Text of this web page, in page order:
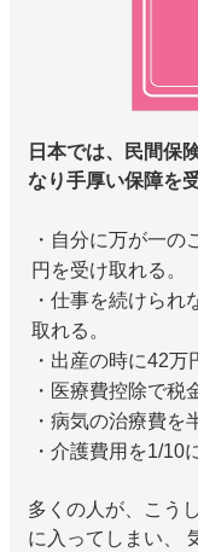
日本では、民間保
なり手厚い保障を
・自分に万が一
円を受け取れる。
・仕事を続けられ
取れる。
・出産の時に42万
・医療費控除で税
・病気の治療費を
・介護費用を1/10
多くの人が、こう
に入ってしまい、